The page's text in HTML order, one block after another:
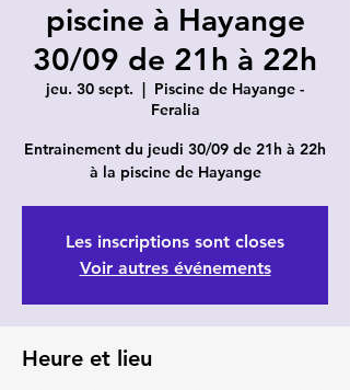
piscine à Hayange
30/09 de 21h à 22h
jeu. 30 sept.
  |
Piscine de Hayange -
Feralia
Entrainement du jeudi 30/09 de 21h à 22h
à la piscine de Hayange
Les inscriptions sont closes
Voir autres événements
Heure et lieu